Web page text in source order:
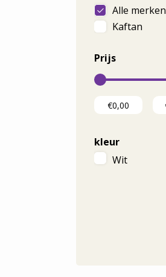
Alle merken
Kaftan
Prijs
kleur
Wit